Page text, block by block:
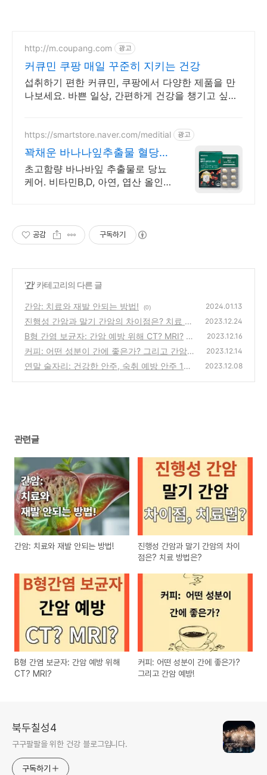
http://m.coupang.com 광고
커큐민 쿠팡 매일 꾸준히 지키는 건강
섭취하기 편한 커큐민, 쿠팡에서 다양한 제품을 만
나보세요. 바쁜 일상, 간편하게 건강을 챙기고 싶다
https://smartstore.naver.com/meditial 광고
꽉채운 바나나잎추출물 혈당컷
식약처 기능성 인정원료 사용
초고함량 바나바잎 추출물로 당뇨
케어. 비타민B,D, 아연, 엽산 올인
공감 구독하기
'간' 카테고리의 다른 글
간암: 치료와 재발 안되는 방법! (0) 2024.01.13
진행성 간암과 말기 간암의 차이점은? 치료 방
법은?
(0)
2023.12.24
B형 간염 보균자: 간암 예방 위해 CT? MRI?
(0)
2023.12.16
커피: 어떤 성분이 간에 좋은가? 그리고 간암
예방!
(0)
2023.12.14
연말 술자리: 건강한 안주, 숙취 예방 안주 17
2023.12.08
관련글
간암: 치료와 재발 안되는 방법!
진행성 간암과 말기 간암의 차이
점은? 치료 방법은?
B형 간염 보균자: 간암 예방 위해
CT? MRI?
커피: 어떤 성분이 간에 좋은가?
그리고 간암 예방!
북두칠성4
구구팔팔을 위한 건강 블로그입니다.
구독하기